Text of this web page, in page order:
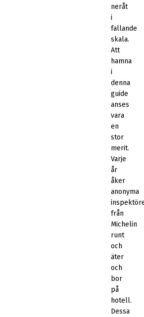
neråt
i
fallande
skala.
Att
hamna
i
denna
guide
anses
vara
en
stor
merit.
Varje
år
åker
anonyma
från
Michelin
runt
och
äter
och
bor
på
hotell.
Dessa